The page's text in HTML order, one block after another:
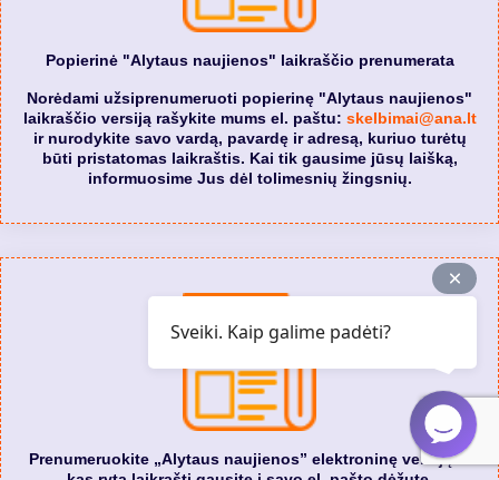
Popierinė "Alytaus naujienos" laikraščio prenumerata
Norėdami užsiprenumeruoti popierinę "Alytaus naujienos"
laikraščio versiją rašykite mums el. paštu: skelbimai@ana.lt
ir nurodykite savo vardą, pavardę ir adresą, kuriuo turėtų
būti pristatomas laikraštis. Kai tik gausime jūsų laišką,
informuosime Jus dėl tolimesnių žingsnių.
Prenumeruokite „Alytaus naujienos” elektroninę versiją. Ir
Sveiki. Kaip galime padėti?